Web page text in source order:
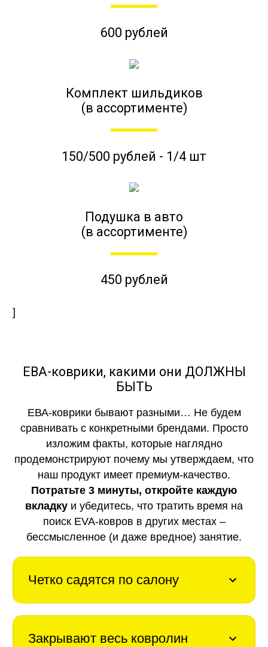
600 рублей
Комплект шильдиков
(в ассортименте)
150/500 рублей - 1/4 шт
Подушка в авто
(в ассортименте)
450 рублей
]
ЕВА-коврики, какими они ДОЛЖНЫ
БЫТЬ
ЕВА-коврики бывают разными… Не будем
сравнивать с конкретными брендами. Просто
изложим факты, которые наглядно
продемонстрируют почему мы утверждаем, что
наш продукт имеет премиум-качество.
Потратьте 3 минуты, откройте каждую
вкладку и убедитесь, что тратить время на
поиск EVA-ковров в других местах –
бессмысленное (и даже вредное) занятие.
Четко садятся по салону
Закрывают весь ковролин